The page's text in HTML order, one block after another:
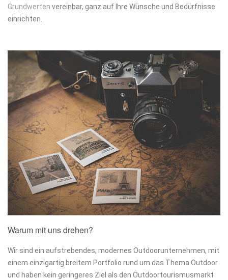
Grundwerten vereinbar, ganz auf Ihre Wünsche und Bedürfnisse
einrichten.
Warum mit uns drehen?
Wir sind ein aufstrebendes, modernes Outdoorunternehmen, mit
einem einzigartig breitem Portfolio rund um das Thema Outdoor
und haben kein geringeres Ziel als den Outdoortourismusmarkt